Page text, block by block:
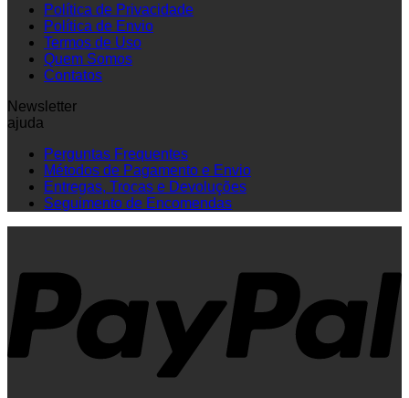
Política de Privacidade
Política de Envio
Termos de Uso
Quem Somos
Contatos
Newsletter
ajuda
Perguntas Frequentes
Métodos de Pagamento e Envio
Entregas, Trocas e Devoluções
Seguimento de Encomendas